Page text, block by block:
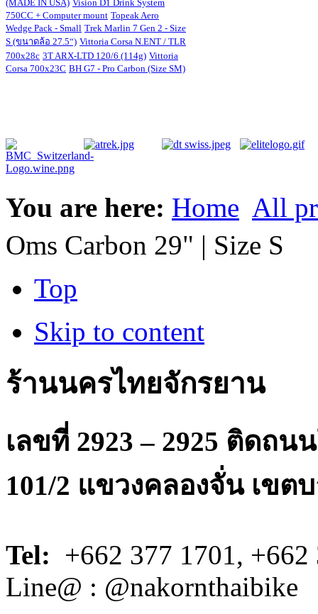
(MADE IN USA) Vision D1 Drink System
750CC + Computer mount Topeak Aero
Wedge Pack - Small Trek Marlin 7 Gen 2 - Size
S (ขนาดล้อ 27.5“) Vittoria Corsa N.ENT / TLR
700x28c 3T ARX-LTD 120/6 (114g) Vittoria
Corsa 700x23C BH G7 - Pro Carbon (Size SM)
You are here: Home All
Oms Carbon 29" | Size S
Top
Skip to content
ร้านนครไทยจักรยาน
เลขที่ 2923 – 2925 ติดถ
101/2 แขวงคลองจั่น เขต
Tel: +662 377 1701,
Line@ : @nakornthaibike